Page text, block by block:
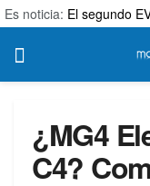
Es noticia: El segundo
¿MG4
C4?